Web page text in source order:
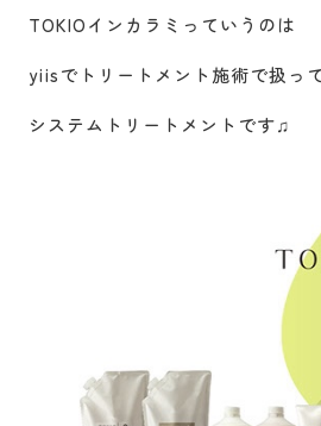
TOKIOインカラミっていうのは
yiisでトリートメント施術で扱っ
システムトリートメントです♫